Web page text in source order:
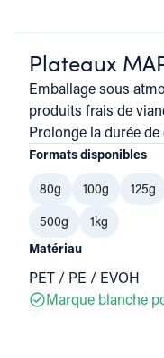
Plateaux
Emballage sous
produits frais de
Prolonge la durée
Formats disponibles
80g
100g 125g
500g
1kg
Matériau
PET / PE / EVOH
Marque blanche